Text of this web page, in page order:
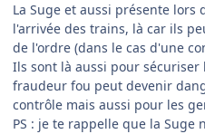
La Suge et aussi présente lors
l'arrivée des trains, là car ils
de l'ordre (dans le cas d'une
Ils sont là aussi pour sécuriser
fraudeur fou peut devenir
contrôle mais aussi pour les
PS : je te rappelle que la